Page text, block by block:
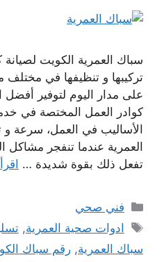
سباك العمرية الكويت لصيانة
تركيبها و تنظيفها في
على مدار اليوم لتوفير أفضل
كوادر العمل المختصة في
الأساليب في العمل، سرعة
العمرية عندما تنفجر مشاكل
تفعل ذلك بقوة شديدة …
التصنيفات
فني صحي
الوسوم
ادوات صحية العمرية,
سباك العمرية, رقم سباك